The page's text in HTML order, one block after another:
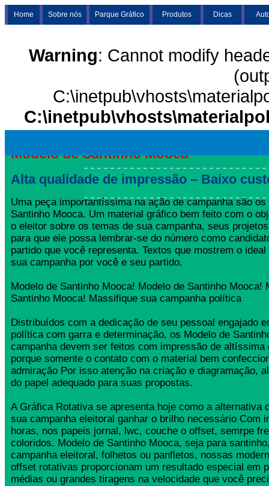
Home Sobre nós Parque Gráfico Produtos Dicas
Warning: Cannot modify
Modelo de Santinho Mooca
Alta qualidade de impressão – Baixo
Uma peça importantíssima na ação de campanha são os
Santinho Mooca. Um material gráfico bem feito com o
o eleitor sobre os temas de sua campanha, seus
para que ele possa lembrar-se do número como
partido que você representa. Textos que mostrem o ideal
sua campanha por você e seu partido.
Modelo de Santinho Mooca! Modelo de Santinho Mooca!
Santinho Mooca! Massifique sua campanha política
Distribuídos com a dedicação de seu pessoal engajado
política com garra e determinação, os Modelo de
campanha devem ser feitos com impressão de altíssima
porque somente o contato com o material bem
admiração Por isso atenção na criação e diagramação,
do papel adequado para suas propostas.
A Gráfica Rotativa se apresenta hoje como a alternativa
sua campanha eleitoral ganhar o brilho necessário Com
horas, nos papeis jornal, lwc, couche o offset, semrpe
coloridos. Modelo de Santinho Mooca, seja para
campanha eleitoral, folhetos ou panfletos, nossas
offset rotativas proporcionam um resultado especial em
médias ou grandes tiragens na velocidade que você